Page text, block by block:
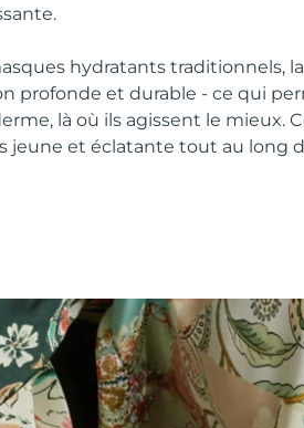
hydratants traditionnels,
profonde et durable - ce qui
là où ils agissent le mieux.
jeune et éclatante tout au long